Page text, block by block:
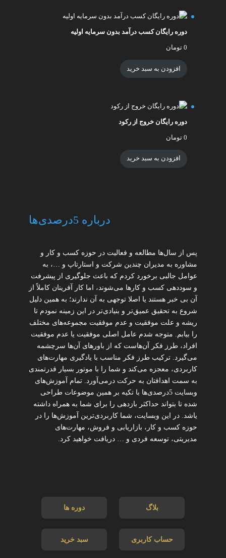
دوره رایگان کسب درآمد بدون سرمایه اولیه
0 تومان
افزودن به سبد خرید
دوره رایگان خروج از رکود
0 تومان
افزودن به سبد خرید
درباره 5درصدی‌ها
پس از سال‌ها مطالعه و فعالیت در حوزه کسب و کار و
مشاوره به مدیران چندین شرکت و استارتاپ و …، به
عوامل جالبی برخورد کردم که باعث جلوگیری از پیشرفت
و سوددهی کسب و کارها می‌شوند، اما کار آفرینان کاملاً از
آن بی خبر هستند یا اصلا توجهی به آن ندارند؛ به همین دلیل
شروع به تحقیق عمیق‌تر و بنیادی‌تر در این زمینه نمودم تا
ریشه و علت موفقیت و عدم موفقیت مجموعه‌های مختلف
را بیابم. متوجه شدم عامل اصلی موفقیت یا عدم موفقیت
افراد، طرز فکر آن‌هاست که از باورهای آن‌ها سرچشمه
می‌گیرد. ترکیب طرز فکر مناسب با یادگیری مهارت‌های
کاربردی، معجزه می‌کند و شما را با موتور بسیار قدرتمندی
به سمت اهدافتان به حرکت درمی‌آورد. تمام آموزش‌های
وبسایت 5درصدی‌ها با تکیه بر همین موضوعات طراحی
شده تا بتواند حداکثر بازدهی را برای شما به همراه داشته
یاشد. در این وبسایت، شما کاربردی‌ترین آموزش‌ها را در
حوزه کسب و کار، بازاریابی و فروش، مهارت‌های
مدیریتی، توسعه فردی و … دریافت خواهید کرد.
بلاگ دوره ها
حساب کاربری سبد خرید